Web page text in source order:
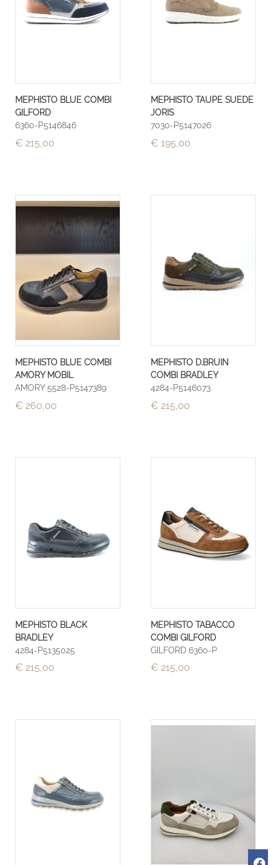
MEPHISTO BLUE COMBI
GILFORD
6360-P5146846
€ 215,00
MEPHISTO TAUPE SUEDE
JORIS
7030-P5147026
€ 195,00
MEPHISTO BLUE COMBI
AMORY MOBIL
AMORY 5528-P5147389
€ 260,00
MEPHISTO D.BRUIN
COMBI BRADLEY
4284-P5146073
€ 215,00
MEPHISTO BLACK
BRADLEY
4284-P5135025
€ 215,00
MEPHISTO TABACCO
COMBI GILFORD
GILFORD 6360-P
€ 215,00